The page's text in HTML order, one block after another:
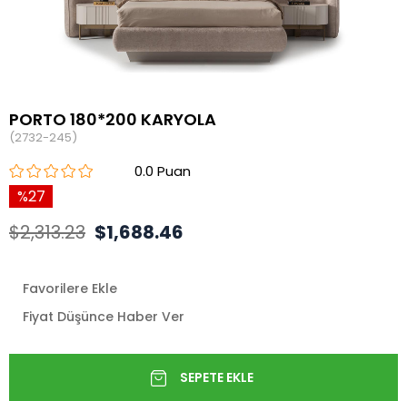
PORTO 180*200 KARYOLA
(2732-245)
0.0
27
$2,313.23 $1,688.46
Favorilere Ekle
Fiyat Düşünce Haber Ver